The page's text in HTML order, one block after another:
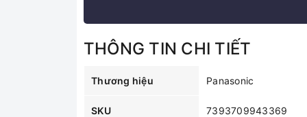
THÔNG TIN CHI TIẾT
Thương hiệu Panasonic
SKU 7393709943369